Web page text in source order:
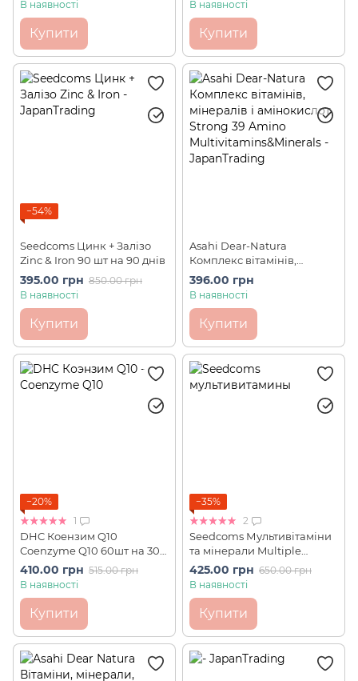
В наявності
Купити
В наявності
Купити
−54%
Seedcoms Цинк + Залізо
Zinc & Iron 90 шт на 90 днів
395.00 грн 850.00 грн
В наявності
Купити
Asahi Dear-Natura
Комплекс вітамінів,
мінералів і амінокислот
Strong 39 Amino
шт на 20 днів
396.00 грн
В наявності
Купити
−20%
1
DHC Коензим Q10
Coenzyme Q10 60шт на 30
днів
410.00 грн 515.00 грн
В наявності
Купити
−35%
2
Seedcoms Мультивітаміни
та мінерали Multiple
Vitamin 90 шт на 90 днів
425.00 грн 650.00 грн
В наявності
Купити